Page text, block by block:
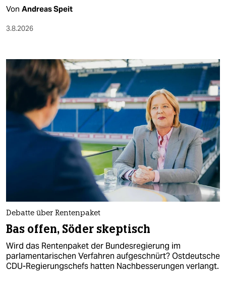
Von Andreas Speit
3.8.2026
Debatte über Rentenpaket
Bas offen, Söder skeptisch
Wird das Rentenpaket der Bundesregierung im
parlamentarischen Verfahren aufgeschnürt? Ostdeutsche
CDU-Regierungschefs hatten Nachbesserungen verlangt.